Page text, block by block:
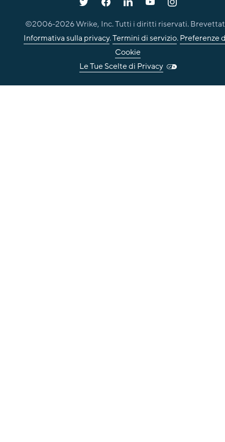
©2006-2026Wrike, Inc. Tutti i diritti riservati.
Informativa sulla privacy.Termini di servizio.Preferenze
Cookie
Le Tue Scelte di Privacy